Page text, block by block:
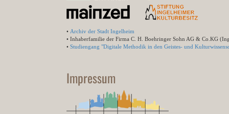
• Archiv der Stadt Ingelheim
• Inhaberfamilie der Firma C. H. Boehringer Sohn AG & Co.KG
• Studiengang "Digitale Methodik in den Geistes- und
Impressum